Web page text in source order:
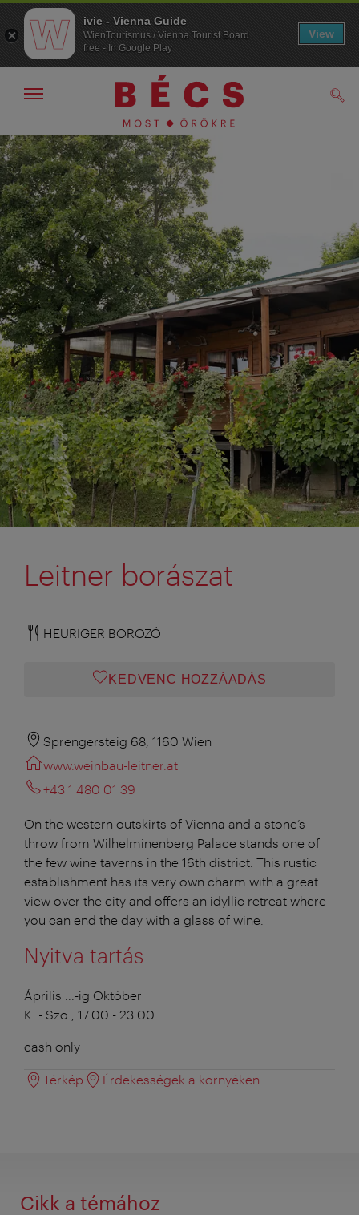
A
navigációhoz
A
tartalomhoz
Navigáció
elrejtése
Leitner borászat
HEURIGER BOROZÓ
KEDVENC HOZZÁADÁS
Sprengersteig 68, 1160 Wien
www.weinbau-leitner.at
+43 1 480 01 39
On the western outskirts of Vienna and a stone’s
throw from Wilhelminenberg Palace stands one of
the few wine taverns in the 16th district. This rustic
establishment has its very own charm with a great
view over the city and offers an idyllic retreat where
you can end the day with a glass of wine.
Nyitva tartás
Április ...-ig Október
K. - Szo., 17:00 - 23:00
cash only
Térkép Érdekességek a környéken
Cikk a témához
ivie - Vienna Guide
WienTourismus / Vienna Tourist Board
free - In Google Play
View